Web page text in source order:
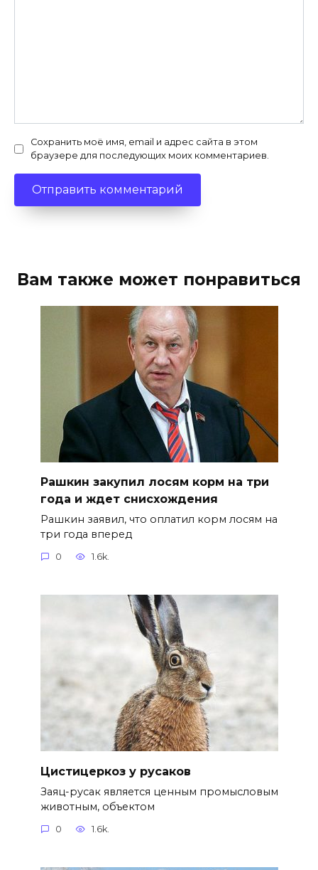
Сохранить моё имя, email и адрес сайта в этом
браузере для последующих моих комментариев.
Вам также может понравиться
Рашкин закупил лосям корм на три
года и ждет снисхождения
Рашкин заявил, что оплатил корм лосям на
три года вперед
0 1.6k.
Цистицеркоз у русаков
Заяц-русак является ценным промысловым
животным, объектом
0 1.6k.